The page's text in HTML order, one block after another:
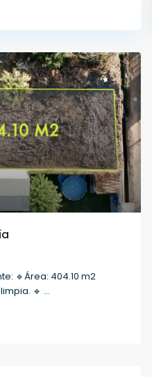
🔹Área: 404.10 m2
🔹 ...